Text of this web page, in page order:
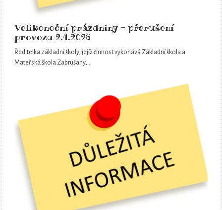
Velikonoční prázdniny - přerušení
provozu 2.4.2026
Ředitelka základní školy, jejíž činnost vykonává Základní škola a
Mateřská škola Zabrušany,…